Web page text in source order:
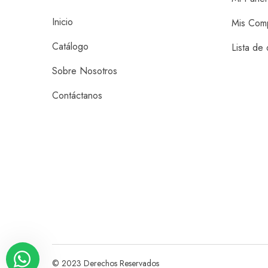
Inicio
Catálogo
Sobre Nosotros
Contáctanos
Mis
Lista de
© 2023 Derechos Reservados